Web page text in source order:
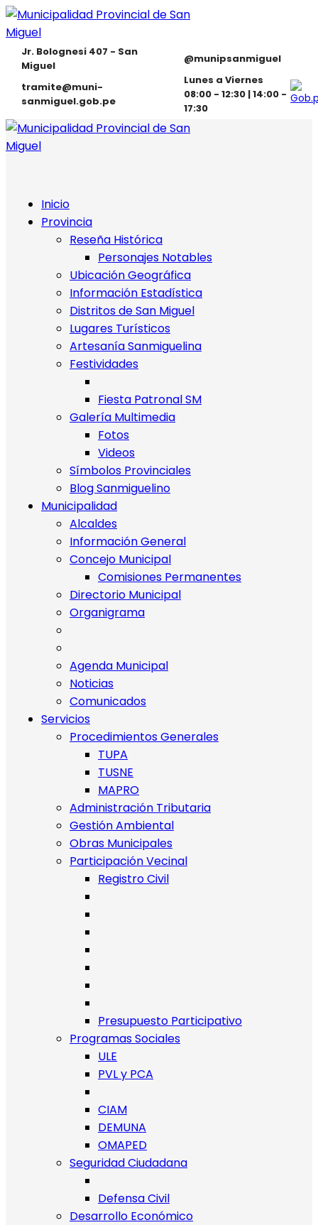
Jr. Bolognesi 407 - San
Miguel
@munipsanmiguel
tramite@muni-
sanmiguel.gob.pe
Lunes a Viernes
08:00 - 12:30 | 14:00 -
17:30
Inicio
Provincia
Reseña Histórica
Personajes Notables
Ubicación Geográfica
Información Estadística
Distritos de San Miguel
Lugares Turísticos
Artesanía Sanmiguelina
Festividades
Fiesta Patronal SM
Galería Multimedia
Fotos
Videos
Símbolos Provinciales
Blog Sanmiguelino
Municipalidad
Alcaldes
Información General
Concejo Municipal
Comisiones Permanentes
Directorio Municipal
Organigrama
Agenda Municipal
Noticias
Comunicados
Servicios
Procedimientos Generales
TUPA
TUSNE
MAPRO
Administración Tributaria
Gestión Ambiental
Obras Municipales
Participación Vecinal
Registro Civil
Presupuesto Participativo
Programas Sociales
ULE
PVL y PCA
CIAM
DEMUNA
OMAPED
Seguridad Ciudadana
Defensa Civil
Desarrollo Económico